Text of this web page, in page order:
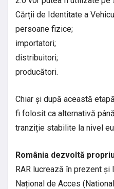
Cărții de Identitate a
persoane fizice;
importatori;
distribuitori;
producători.
Chiar și după această
fi folosit ca alternativă
tranziție stabilite la nivel
România dezvoltă
RAR lucrează în prezent
Național de Acces